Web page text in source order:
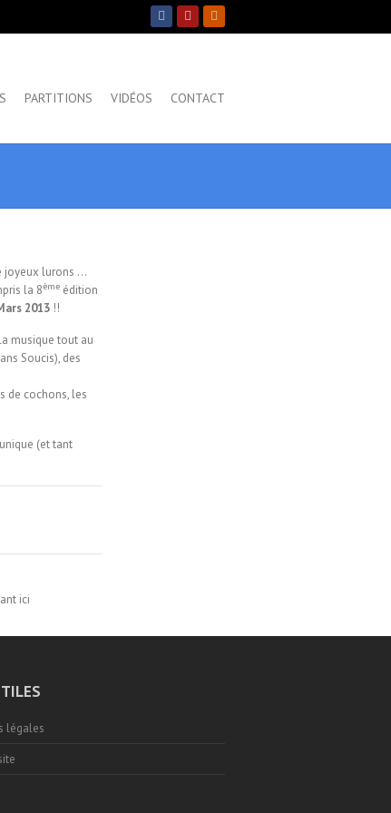
PARTITIONS VIDÉOS CONTACT
joyeux lurons …
la 8ème édition
2013 !!
musique tout au
Soucis), des
de cochons, les
(et tant
ici
légales